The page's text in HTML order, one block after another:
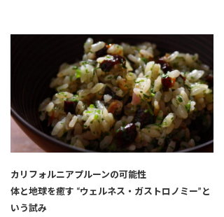
カリフォルニアプルーンの可能性
体と地球を癒す “ウェルネス・ガストロノミー”と
いう試み